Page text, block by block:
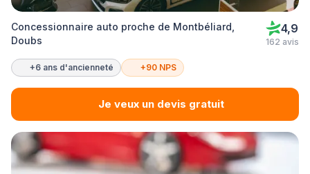
Concessionnaire auto proche de Montbéliard,
Doubs
4,9
162 avis
+6 ans d'ancienneté +90 NPS
Je veux un devis gratuit